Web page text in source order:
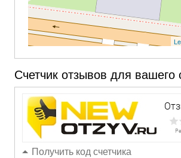
Счетчик отзывов для вашего
Получить код счетчика